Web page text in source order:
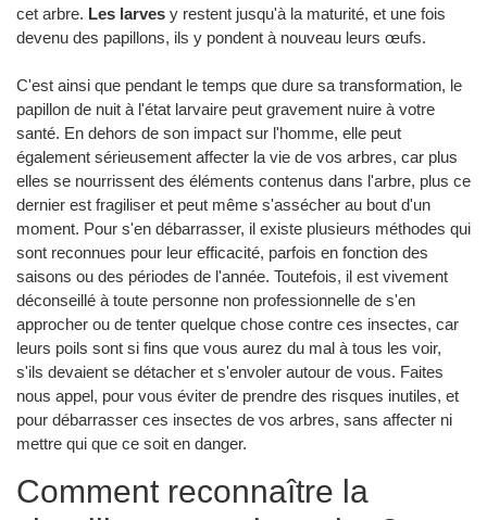
cet arbre. Les larves y restent jusqu'à la maturité, et une fois
devenu des papillons, ils y pondent à nouveau leurs œufs.
C'est ainsi que pendant le temps que dure sa transformation, le
papillon de nuit à l'état larvaire peut gravement nuire à votre
santé. En dehors de son impact sur l'homme, elle peut
également sérieusement affecter la vie de vos arbres, car plus
elles se nourrissent des éléments contenus dans l'arbre, plus ce
dernier est fragiliser et peut même s'assécher au bout d'un
moment. Pour s'en débarrasser, il existe plusieurs méthodes qui
sont reconnues pour leur efficacité, parfois en fonction des
saisons ou des périodes de l'année. Toutefois, il est vivement
déconseillé à toute personne non professionnelle de s'en
approcher ou de tenter quelque chose contre ces insectes, car
leurs poils sont si fins que vous aurez du mal à tous les voir,
s'ils devaient se détacher et s'envoler autour de vous. Faites
nous appel, pour vous éviter de prendre des risques inutiles, et
pour débarrasser ces insectes de vos arbres, sans affecter ni
mettre qui que ce soit en danger.
Comment reconnaître la